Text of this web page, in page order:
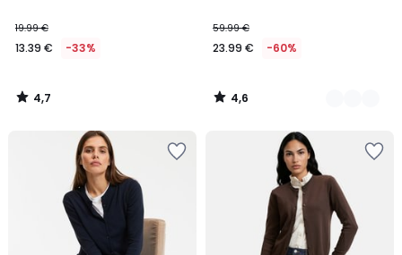
19.99 €
13.39 € -33%
4,7
/
59.99 €
23.99 € -60%
4,6
/